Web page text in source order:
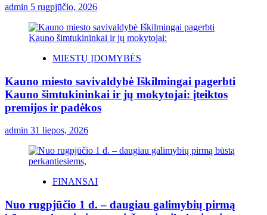
admin 5 rugpjūčio, 2026
MIESTŲ ĮDOMYBĖS
Kauno miesto savivaldybė Iškilmingai pagerbti
Kauno šimtukininkai ir jų mokytojai: įteiktos
premijos ir padėkos
admin 31 liepos, 2026
FINANSAI
Nuo rugpjūčio 1 d. – daugiau galimybių pirmą